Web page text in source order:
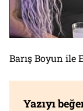
Barış Boyun ile
Yazıyı